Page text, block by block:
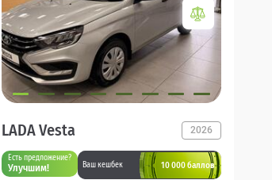
LADA Vesta 2026
Есть предложение?
Улучшим! Ваш кешбек 10 000 баллов